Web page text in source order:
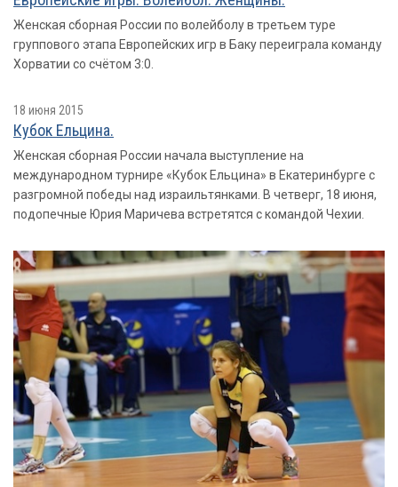
Женская сборная России по волейболу в третьем туре
группового этапа Европейских игр в Баку переиграла команду
Хорватии со счётом 3:0.
18 июня 2015
Кубок Ельцина.
Женская сборная России начала выступление на
международном турнире «Кубок Ельцина» в Екатеринбурге с
разгромной победы над израильтянками. В четверг, 18 июня,
подопечные Юрия Маричева встретятся с командой Чехии.